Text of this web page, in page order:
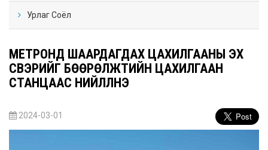
Урлаг Соёл
МЕТРОНД ШААРДАГДАХ ЦАХИЛГААНЫ ЭХ
ҮҮСВЭРИЙГ БӨӨРӨЛЖҮҮТИЙН ЦАХИЛГААН
СТАНЦААС НИЙЛҮҮЛНЭ
2024-03-01